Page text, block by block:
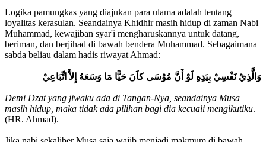
Logika pamungkas yang diajukan para ulama adalah tentang
loyalitas kerasulan. Seandainya Khidhir masih hidup di zaman Nabi
Muhammad, kewajiban syar'i mengharuskannya untuk datang,
beriman, dan berjihad di bawah bendera Muhammad. Sebagaimana
sabda beliau dalam hadis riwayat Ahmad:
وَالَّذِيْ نَفْسِيْ بِيَدِهِ لَوْ أَنَّ مُوْسَى كاَنَ حَيًّا مَا وَسَعَهُ إِلاَّ اتِّبَاعِيْ
Demi Dzat yang jiwaku ada di Tangan-Nya, seandainya Musa
masih hidup, maka tidak ada pilihan bagi dia kecuali mengikutiku.
(HR. Ahmad).